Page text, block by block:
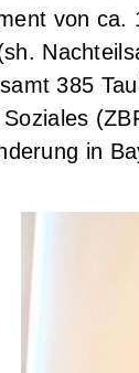
von
385
in